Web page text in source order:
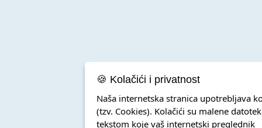
🍪 Kolačići i privatnost
Naša internetska stranica upotrebljava
(tzv. Cookies). Kolačići su malene
tekstom koje vaš internetski preglednik